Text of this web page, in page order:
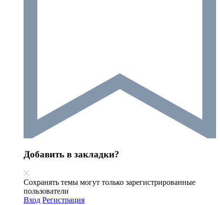
Добавить в закладки?
Сохранять темы могут только зарегистрированные
пользователи
Вход Регистрация